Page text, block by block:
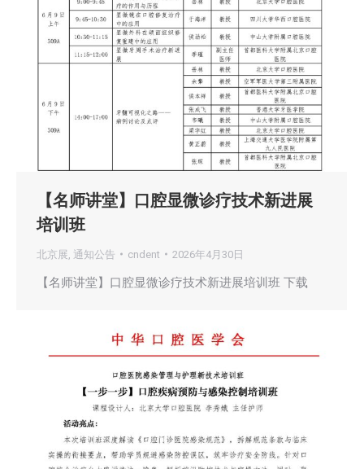
【名师讲堂】口腔显微诊疗技术新进展
培训班
北京展 通知公告 cndent 2026年4月30日
【名师讲堂】口腔显微诊疗技术新进展培训班 下载